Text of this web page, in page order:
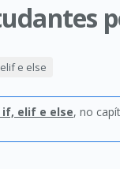
e else
if, elif e else, no